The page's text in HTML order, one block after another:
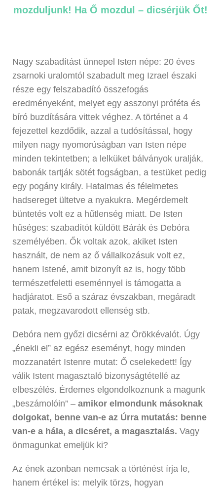
mozduljunk! Ha Ő mozdul – dicsérjük Őt!
Nagy szabadítást ünnepel Isten népe: 20 éves
zsarnoki uralomtól szabadult meg Izrael északi
része egy felszabadító összefogás
eredményeként, melyet egy asszonyi próféta és
bíró buzdítására vittek véghez. A történet a 4
fejezettel kezdődik, azzal a tudósítással, hogy
milyen nagy nyomorúságban van Isten népe
minden tekintetben; a lelküket bálványok uralják,
babonák tartják sötét fogságban, a testüket pedig
egy pogány király. Hatalmas és félelmetes
hadsereget ültetve a nyakukra. Megérdemelt
büntetés volt ez a hűtlenség miatt. De Isten
hűséges: szabadítót küldött Bárák és Debóra
személyében. Ők voltak azok, akiket Isten
használt, de nem az ő vállalkozásuk volt ez,
hanem Istené, amit bizonyít az is, hogy több
természetfeletti eseménnyel is támogatta a
hadjáratot. Eső a száraz évszakban, megáradt
patak, megzavarodott ellenség stb.
Debóra nem győzi dicsérni az Örökkévalót. Úgy
„énekli el” az egész eseményt, hogy minden
mozzanatért Istenre mutat: Ő cselekedett! Így
válik Istent magasztaló bizonyságtétellé az
elbeszélés. Érdemes elgondolkoznunk a magunk
„beszámolóin” – amikor elmondunk másoknak
dolgokat, benne van-e az Úrra mutatás: benne
van-e a hála, a dicséret, a magasztalás. Vagy
önmagunkat emeljük ki?
Az ének azonban nemcsak a történést írja le,
hanem értékel is: melyik törzs, hogyan